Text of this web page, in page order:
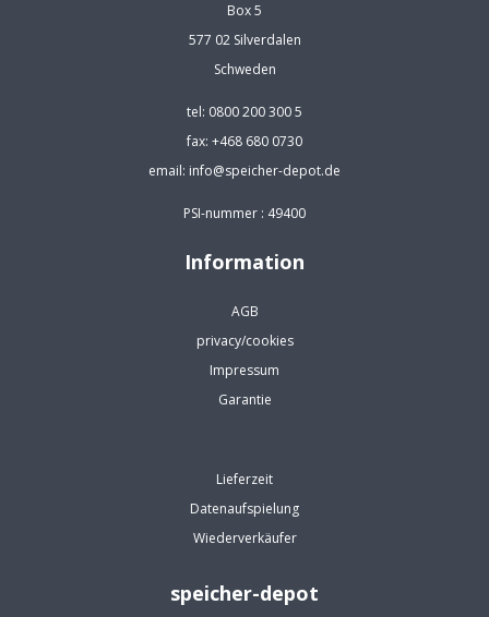
Box 5
577 02 Silverdalen
Schweden
tel: 0800 200 300 5
fax: +468 680 0730
email: info@speicher-depot.de
PSI-nummer : 49400
Information
AGB
privacy/cookies
Impressum
Garantie
Lieferzeit
Datenaufspielung
Wiederverkäufer
speicher-depot